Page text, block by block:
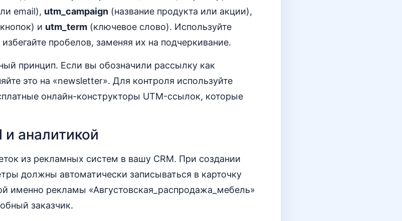
email), utm_campaign (название продукта или акции),
и utm_term (ключевое слово). Используйте
пробелов, заменяя их на подчеркивание.
принцип. Если вы обозначили рассылку как
это на «newsletter». Для контроля используйте
онлайн-конструкторы UTM-ссылок, которые
и аналитикой
из рекламных систем в вашу CRM. При создании
должны автоматически записываться в карточку
именно рекламы «Августовская_распродажа_мебель»
заказчик.